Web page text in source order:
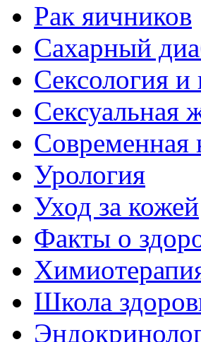
Рак яичников
Сахарный
Сексология и
Сексуальная
Современная
Урология
Уход за кожей
Факты о
Школа